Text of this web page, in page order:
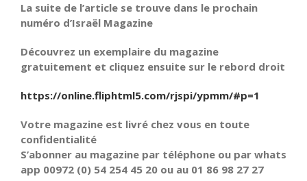
La suite de l’article se trouve dans le prochain
numéro d’Israël Magazine
Découvrez un exemplaire du magazine
gratuitement et cliquez ensuite sur le rebord droit
https://online.fliphtml5.com/rjspi/ypmm/#p=1
Votre magazine est livré chez vous en toute
confidentialité
S’abonner au magazine par téléphone ou par whats
app 00972 (0) 54 254 45 20 ou au 01 86 98 27 27